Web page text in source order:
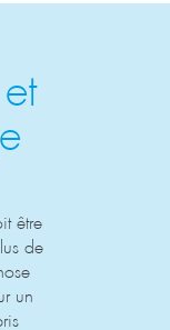
et
être
de
un